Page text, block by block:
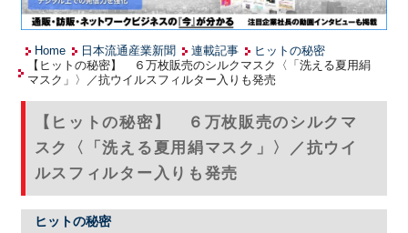
Home 日本流通産業新聞 連載記事
ヒットの秘密
【ヒットの秘密】 ６万枚販売のシルクマスク〈「洗える夏用絹
マスク」〉／抗ウイルスフィルター入りも発売
【ヒットの秘密】 ６万枚販売のシルクマ
スク〈「洗える夏用絹マスク」〉／抗ウイ
ルスフィルター入りも発売
ヒットの秘密